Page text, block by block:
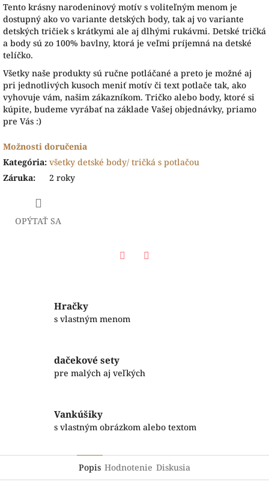
Tento krásny narodeninový motív s voliteľným menom je
dostupný ako vo variante detských body, tak aj vo variante
detských tričiek s krátkymi ale aj dlhými rukávmi. Detské tričká
a body sú zo 100% bavlny, ktorá je veľmi príjemná na detské
telíčko.
Všetky naše produkty sú ručne potláčané a preto je možné aj
pri jednotlivých kusoch meniť motív či text potlače tak, ako
vyhovuje vám, našim zákazníkom. Tričko alebo body, ktoré si
kúpite, budeme vyrábať na základe Vašej objednávky, priamo
pre Vás :)
Možnosti doručenia
Kategória: všetky detské body/ tričká s potlačou
Záruka: 2 roky
OPÝTAŤ SA
Hračky
s vlastným menom
dačekové sety
pre malých aj veľkých
Vankúšiky
s vlastným obrázkom alebo textom
Popis Hodnotenie Diskusia